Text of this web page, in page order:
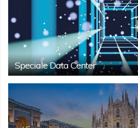
Speciale Data Center